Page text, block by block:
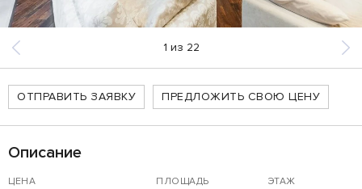
1 из 22
ОТПРАВИТЬ ЗАЯВКУ ПРЕДЛОЖИТЬ СВОЮ ЦЕНУ
Описание
ЦЕНА ПЛОЩАДЬ ЭТАЖ